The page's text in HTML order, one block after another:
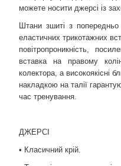
можете носити джерсі із
Штани зшиті з
еластичних трикотажних
повітропроникність,
вставка на правому
колектора, а високоякісні
накладкою на талії
час тренування.
ДЖЕРСІ
• Класичний крій.